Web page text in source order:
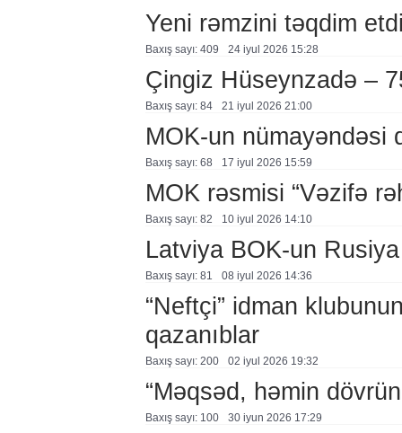
Yeni rəmzini təqdim
Baxış sayı: 409 24 i̇yul 2026 15:28
Çingiz Hüseynzadə –
Baxış sayı: 84 21 i̇yul 2026 21:00
MOK-un nümayəndəsi
Baxış sayı: 68 17 i̇yul 2026 15:59
MOK rəsmisi “Vəzifə
Baxış sayı: 82 10 i̇yul 2026 14:10
Latviya BOK-un
Baxış sayı: 81 08 i̇yul 2026 14:36
“Neftçi” idman
qazanıblar
Baxış sayı: 200 02 i̇yul 2026 19:32
“Məqsəd, həmin
Baxış sayı: 100 30 i̇yun 2026 17:29